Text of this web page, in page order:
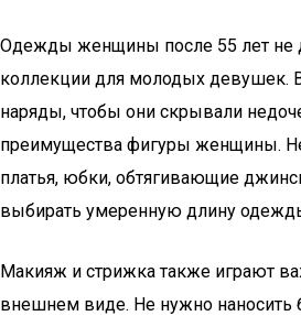
Одежды женщины после 55 лет не
коллекции для молодых девушек.
наряды, чтобы они скрывали
преимущества фигуры женщины.
платья, юбки, обтягивающие
выбирать умеренную длину
Макияж и стрижка также играют
внешнем виде. Не нужно наносить